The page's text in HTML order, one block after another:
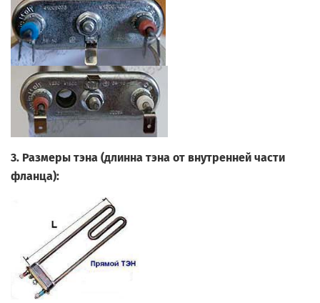
3. Размеры тэна (длинна тэна от внутренней части
фланца):